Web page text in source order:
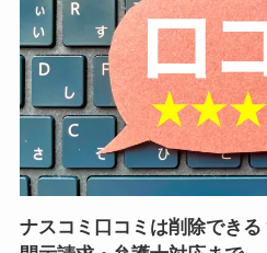
ナスコミ口コミは削除できる